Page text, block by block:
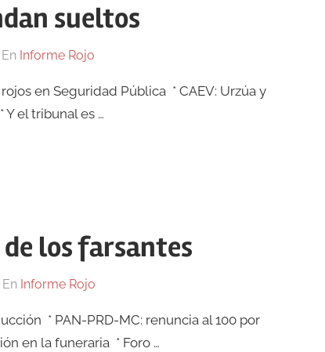
sueltos
En Informe Rojo
en Seguridad Pública * CAEV: Urzúa y
el tribunal es …
los farsantes
En Informe Rojo
* PAN-PRD-MC: renuncia al 100 por
en la funeraria * Foro …